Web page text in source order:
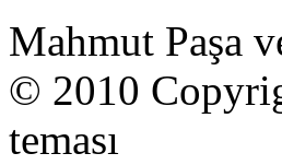
Mahmut Paşa
© 2010
teması